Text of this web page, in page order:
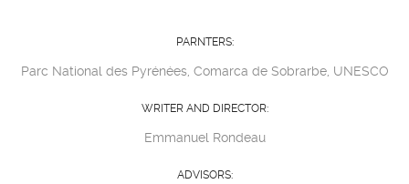
PARNTERS:
Parc National des Pyrénées, Comarca de Sobrarbe, UNESCO
WRITER AND DIRECTOR:
Emmanuel Rondeau
ADVISORS: